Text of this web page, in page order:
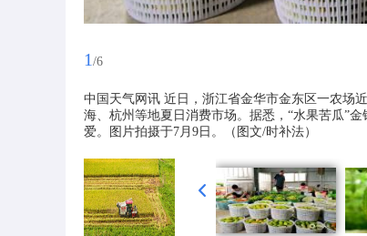
1 /6
中国天气网讯 近日，浙江省金华市金东区一农场
海、杭州等地夏日消费市场。据悉，“水果苦瓜”
爱。图片拍摄于7月9日。（图文/时补法）